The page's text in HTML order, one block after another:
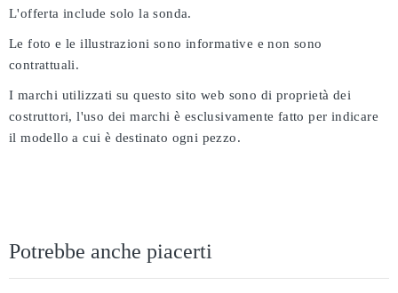
L'offerta include solo la sonda.
Le foto e le illustrazioni sono informative e non sono
contrattuali.
I marchi utilizzati su questo sito web sono di proprietà dei
costruttori, l'uso dei marchi è esclusivamente fatto per indicare
il modello a cui è destinato ogni pezzo.
Potrebbe anche piacerti